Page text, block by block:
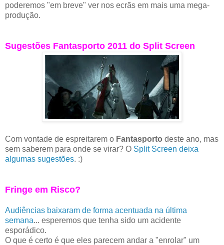
poderemos "em breve" ver nos ecrãs em mais uma mega-
produção.
Sugestões Fantasporto 2011 do Split Screen
Com vontade de espreitarem o Fantasporto deste ano, mas
sem saberem para onde se virar? O Split Screen deixa
algumas sugestões. :)
Fringe em Risco?
Audiências baixaram de forma acentuada na última
semana... esperemos que tenha sido um acidente
esporádico.
O que é certo é que eles parecem andar a "enrolar" um